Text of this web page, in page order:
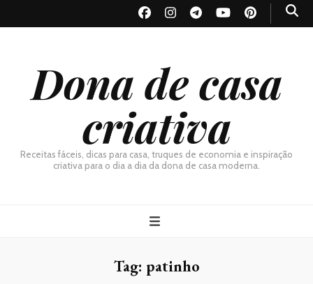
Dona de casa
criativa
Receitas fáceis, dicas para casa, truques de economia e inspiração
criativa para o dia a dia da dona de casa moderna.
Tag: patinho